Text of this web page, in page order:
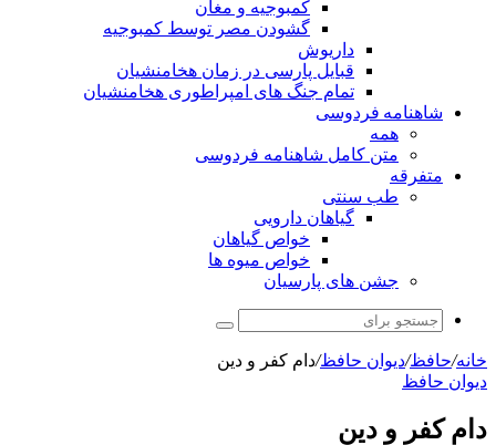
کمبوجیه و مغان
گشودن مصر توسط کمبوجیه
داریوش
قبایل پارسی در زمان هخامنشیان
تمام جنگ های امپراطوری هخامنشیان
شاهنامه فردوسی
همه
متن کامل شاهنامه فردوسی
متفرقه
طب سنتی
گیاهان دارویی
خواص گیاهان
خواص میوه ها
جشن های پارسیان
جستجو
خانه/حافظ/دیوان حافظ/دام کفر و دین
دیوان حافظ
دام کفر و دین